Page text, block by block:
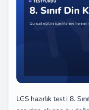
LGS hazırlık testi: 8.